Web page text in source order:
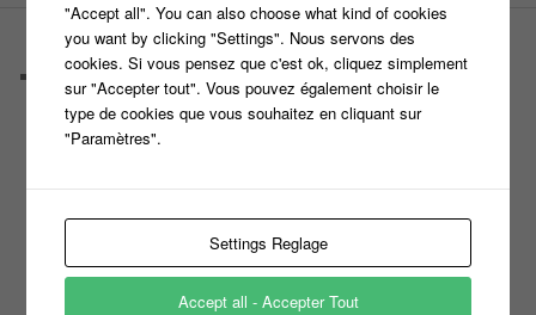
PAGES
Castings
C’est quoi un casteur ?
C’est quoi un directeur de casting ?
C’est quoi un casting ?
Les 12 coups de midi
"Accept all". You can also choose what kind of cookies
you want by clicking "Settings". Nous servons des
cookies. Si vous pensez que c'est ok, cliquez simplement
sur "Accepter tout". Vous pouvez également choisir le
type de cookies que vous souhaitez en cliquant sur
"Paramètres".
Settings Reglage
Accept all - Accepter Tout